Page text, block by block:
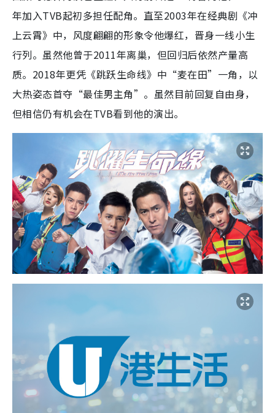
年加入TVB起初多担任配角。直至2003年在经典剧《冲
上云霄》中，风度翩翩的形象令他爆红，晋身一线小生
行列。虽然他曾于2011年离巢，但回归后依然产量高
质。2018年更凭《跳跃生命线》中“麦在田”一角，以
大热姿态首夺“最佳男主角”。虽然目前回复自由身，
但相信仍有机会在TVB看到他的演出。